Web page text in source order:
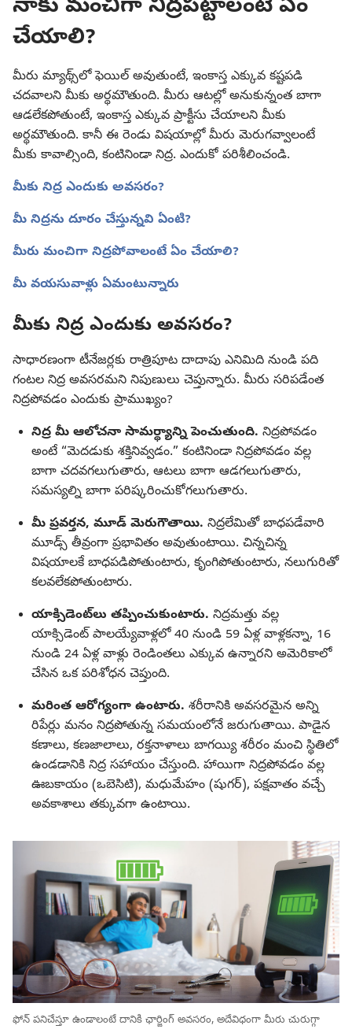
నాకు మంచిగా నిద్రపట్టాలంటే ఏం
చేయాలి?
మీరు మ్యాథ్స్‌లో ఫెయిల్‌ అవుతుంటే, ఇంకాస్త ఎక్కువ కష్టపడి
చదవాలని మీకు అర్థమౌతుంది. మీరు ఆటల్లో అనుకున్నంత బాగా
ఆడలేకపోతుంటే, ఇంకాస్త ఎక్కువ ప్రాక్టీసు చేయాలని మీకు
అర్థమౌతుంది. కానీ ఈ రెండు విషయాల్లో మీరు మెరుగవ్వాలంటే
మీకు కావాల్సింది, కంటినిండా నిద్ర. ఎందుకో పరిశీలించండి.
మీకు నిద్ర ఎందుకు అవసరం?
మీ నిద్రను దూరం చేస్తున్నవి ఏంటి?
మీరు మంచిగా నిద్రపోవాలంటే ఏం చేయాలి?
మీ వయసువాళ్లు ఏమంటున్నారు
మీకు నిద్ర ఎందుకు అవసరం?
సాధారణంగా టీనేజర్లకు రాత్రిపూట దాదాపు ఎనిమిది నుండి పది
గంటల నిద్ర అవసరమని నిపుణులు చెప్తున్నారు. మీరు సరిపడేంత
నిద్రపోవడం ఎందుకు ప్రాముఖ్యం?
నిద్ర మీ ఆలోచనా సామర్థ్యాన్ని పెంచుతుంది. నిద్రపోవడం
అంటే “మెదడుకు శక్తినివ్వడం.” కంటినిండా నిద్రపోవడం వల్ల
బాగా చదవగలుగుతారు, ఆటలు బాగా ఆడగలుగుతారు,
సమస్యల్ని బాగా పరిష్కరించుకోగలుగుతారు.
మీ ప్రవర్తన, మూడ్‌ మెరుగౌతాయి. నిద్రలేమితో బాధపడేవారి
మూడ్స్‌ తీవ్రంగా ప్రభావితం అవుతుంటాయి. చిన్నచిన్న
విషయాలకే బాధపడిపోతుంటారు, కృంగిపోతుంటారు, నలుగురితో
కలవలేకపోతుంటారు.
యాక్సిడెంట్‌లు తప్పించుకుంటారు. నిద్రమత్తు వల్ల
యాక్సిడెంట్‌ పాలయ్యేవాళ్లలో 40 నుండి 59 ఏళ్ల వాళ్లకన్నా, 16
నుండి 24 ఏళ్ల వాళ్లు రెండింతలు ఎక్కువ ఉన్నారని అమెరికాలో
చేసిన ఒక పరిశోధన చెప్తుంది.
మరింత ఆరోగ్యంగా ఉంటారు. శరీరానికి అవసరమైన అన్ని
రిపేర్లు మనం నిద్రపోతున్న సమయంలోనే జరుగుతాయి. పాడైన
కణాలు, కణజాలాలు, రక్తనాళాలు బాగయ్యి శరీరం మంచి స్థితిలో
ఉండడానికి నిద్ర సహాయం చేస్తుంది. హాయిగా నిద్రపోవడం వల్ల
ఊబకాయం (ఒబెసిటి), మధుమేహం (షుగర్‌), పక్షవాతం వచ్చే
అవకాశాలు తక్కువగా ఉంటాయి.
ఫోన్‌ పనిచేస్తూ ఉండాలంటే దానికి ఛార్జింగ్‌ అవసరం, అదేవిధంగా మీరు చురుగ్గా